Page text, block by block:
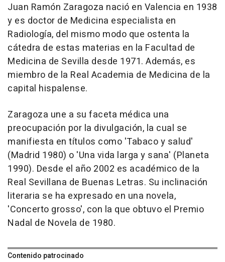
Juan Ramón Zaragoza nació en Valencia en 1938
y es doctor de Medicina especialista en
Radiología, del mismo modo que ostenta la
cátedra de estas materias en la Facultad de
Medicina de Sevilla desde 1971. Además, es
miembro de la Real Academia de Medicina de la
capital hispalense.
Zaragoza une a su faceta médica una
preocupación por la divulgación, la cual se
manifiesta en títulos como 'Tabaco y salud'
(Madrid 1980) o 'Una vida larga y sana' (Planeta
1990). Desde el año 2002 es académico de la
Real Sevillana de Buenas Letras. Su inclinación
literaria se ha expresado en una novela,
'Concerto grosso', con la que obtuvo el Premio
Nadal de Novela de 1980.
Contenido patrocinado